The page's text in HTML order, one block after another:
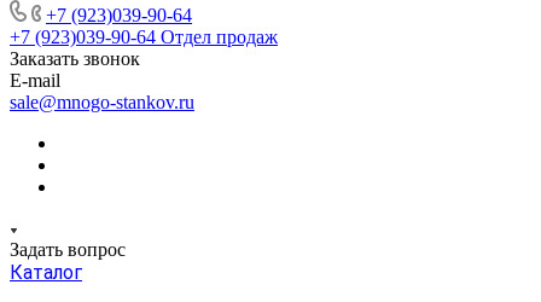
+7 (923)039-90-64
+7 (923)039-90-64 Отдел продаж
Заказать звонок
E-mail
sale@mnogo-stankov.ru
Задать вопрос
Каталог